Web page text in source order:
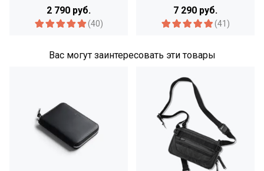
2 790 руб.
(40)
7 290 руб.
(41)
Вас могут заинтересовать эти товары